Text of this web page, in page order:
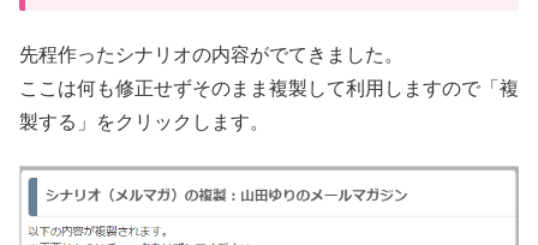
先程作ったシナリオの内容がでてきました。
ここは何も修正せずそのまま複製して利用しますので「複
製する」をクリックします。